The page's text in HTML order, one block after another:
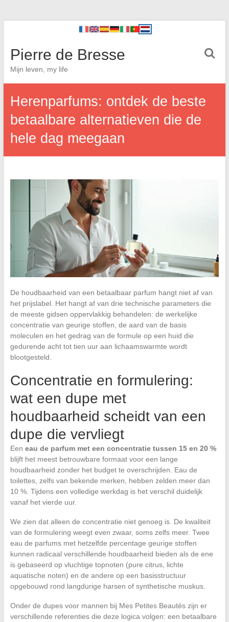
Pierre de Bresse
Mijn leven, my life
Herenparfums: ontdek de beste
betaalbare alternatieven die de
hele dag meegaan
De houdbaarheid van een betaalbaar parfum hangt niet af van
het prijslabel. Het hangt af van drie technische parameters die
de meeste gidsen oppervlakkig behandelen: de werkelijke
concentratie van geurige stoffen, de aard van de basis
moleculen en het gedrag van de formule op een huid die
gedurende acht tot tien uur aan lichaamswarmte wordt
blootgesteld.
Concentratie en formulering:
wat een dupe met
houdbaarheid scheidt van een
dupe die vervliegt
Een eau de parfum met een concentratie tussen 15 en 20 %
blijft het meest betrouwbare formaat voor een lange
houdbaarheid zonder het budget te overschrijden. Eau de
toilettes, zelfs van bekende merken, hebben zelden meer dan
10 %. Tijdens een volledige werkdag is het verschil duidelijk
vanaf het vierde uur.
We zien dat alleen de concentratie niet genoeg is. De kwaliteit
van de formulering weegt even zwaar, soms zelfs meer. Twee
eau de parfums met hetzelfde percentage geurige stoffen
kunnen radicaal verschillende houdbaarheid bieden als de ene
is gebaseerd op vluchtige topnoten (pure citrus, lichte
aquatische noten) en de andere op een basisstructuur
opgebouwd rond langdurige harsen of synthetische muskus.
Onder de dupes voor mannen bij Mes Petites Beautés zijn er
verschillende referenties die deze logica volgen: een betaalbare